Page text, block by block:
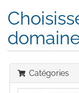
Catégories